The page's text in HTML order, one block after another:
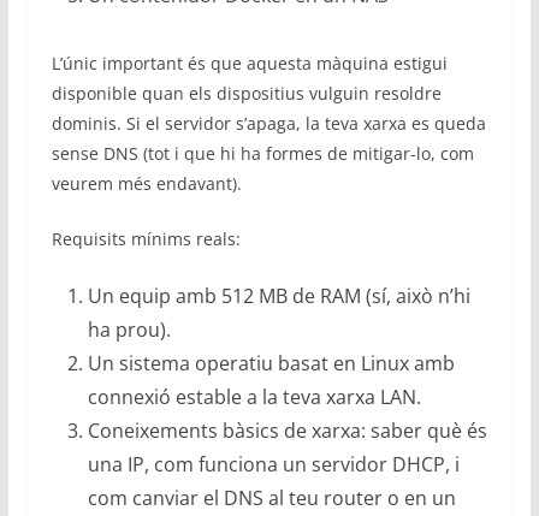
L’únic important és que aquesta màquina estigui
disponible quan els dispositius vulguin resoldre
dominis. Si el servidor s’apaga, la teva xarxa es queda
sense DNS (tot i que hi ha formes de mitigar-lo, com
veurem més endavant).
Requisits mínims reals:
Un equip amb 512 MB de RAM (sí, això n’hi
ha prou).
Un sistema operatiu basat en Linux amb
connexió estable a la teva xarxa LAN.
Coneixements bàsics de xarxa: saber què és
una IP, com funciona un servidor DHCP, i
com canviar el DNS al teu router o en un